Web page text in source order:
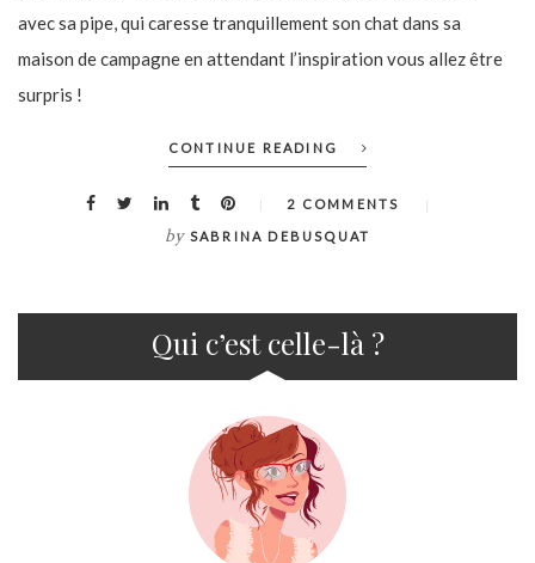
avec sa pipe, qui caresse tranquillement son chat dans sa
maison de campagne en attendant l’inspiration vous allez être
surpris !
CONTINUE READING
2 COMMENTS
by SABRINA DEBUSQUAT
Qui c’est celle-là ?